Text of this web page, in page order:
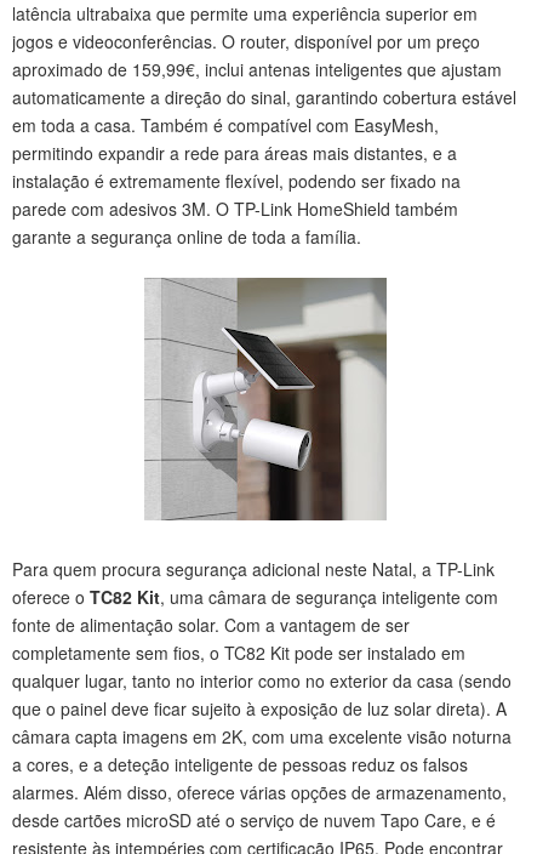
latência ultrabaixa que permite uma experiência superior em
jogos e videoconferências. O router, disponível por um preço
aproximado de 159,99€, inclui antenas inteligentes que ajustam
automaticamente a direção do sinal, garantindo cobertura estável
em toda a casa. Também é compatível com EasyMesh,
permitindo expandir a rede para áreas mais distantes, e a
instalação é extremamente flexível, podendo ser fixado na
parede com adesivos 3M. O TP-Link HomeShield também
garante a segurança online de toda a família.
Para quem procura segurança adicional neste Natal, a TP-Link
oferece o TC82 Kit, uma câmara de segurança inteligente com
fonte de alimentação solar. Com a vantagem de ser
completamente sem fios, o TC82 Kit pode ser instalado em
qualquer lugar, tanto no interior como no exterior da casa (sendo
que o painel deve ficar sujeito à exposição de luz solar direta). A
câmara capta imagens em 2K, com uma excelente visão noturna
a cores, e a deteção inteligente de pessoas reduz os falsos
alarmes. Além disso, oferece várias opções de armazenamento,
desde cartões microSD até o serviço de nuvem Tapo Care, e é
resistente às intempéries com certificação IP65. Pode encontrar